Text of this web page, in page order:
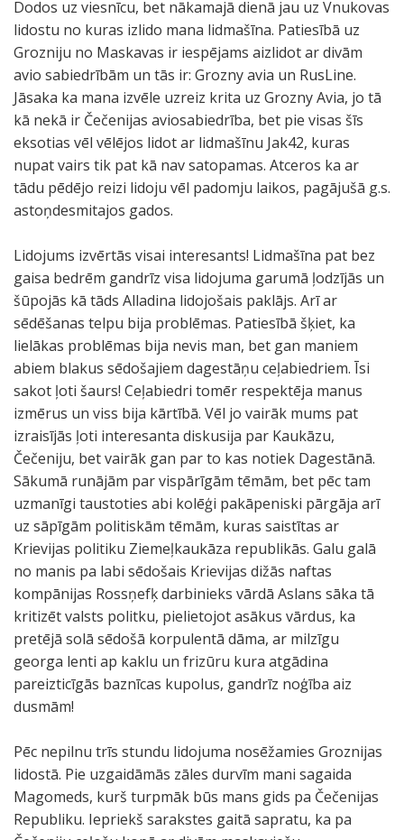
Dodos uz viesnīcu, bet nākamajā dienā jau uz Vnukovas
lidostu no kuras izlido mana lidmašīna. Patiesībā uz
Grozniju no Maskavas ir iespējams aizlidot ar divām
avio sabiedrībām un tās ir: Grozny avia un RusLine.
Jāsaka ka mana izvēle uzreiz krita uz Grozny Avia, jo tā
kā nekā ir Čečenijas aviosabiedrība, bet pie visas šīs
eksotias vēl vēlējos lidot ar lidmašīnu Jak42, kuras
nupat vairs tik pat kā nav satopamas. Atceros ka ar
tādu pēdējo reizi lidoju vēl padomju laikos, pagājušā g.s.
astoņdesmitajos gados.
Lidojums izvērtās visai interesants! Lidmašīna pat bez
gaisa bedrēm gandrīz visa lidojuma garumā ļodzījās un
šūpojās kā tāds Alladina lidojošais paklājs. Arī ar
sēdēšanas telpu bija problēmas. Patiesībā šķiet, ka
lielākas problēmas bija nevis man, bet gan maniem
abiem blakus sēdošajiem dagestāņu ceļabiedriem. Īsi
sakot ļoti šaurs! Ceļabiedri tomēr respektēja manus
izmērus un viss bija kārtībā. Vēl jo vairāk mums pat
izraisījās ļoti interesanta diskusija par Kaukāzu,
Čečeniju, bet vairāk gan par to kas notiek Dagestānā.
Sākumā runājām par vispārīgām tēmām, bet pēc tam
uzmanīgi taustoties abi kolēģi pakāpeniski pārgāja arī
uz sāpīgām politiskām tēmām, kuras saistītas ar
Krievijas politiku Ziemeļkaukāza republikās. Galu galā
no manis pa labi sēdošais Krievijas dižās naftas
kompānijas Rossņefķ darbinieks vārdā Aslans sāka tā
kritizēt valsts politku, pielietojot asākus vārdus, ka
pretējā solā sēdošā korpulentā dāma, ar milzīgu
georga lenti ap kaklu un frizūru kura atgādina
pareizticīgās baznīcas kupolus, gandrīz noģība aiz
dusmām!
Pēc nepilnu trīs stundu lidojuma nosēžamies Groznijas
lidostā. Pie uzgaidāmās zāles durvīm mani sagaida
Magomeds, kurš turpmāk būs mans gids pa Čečenijas
Republiku. Iepriekš sarakstes gaitā sapratu, ka pa